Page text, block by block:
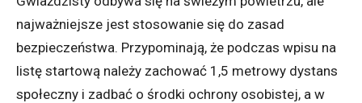
najważniejsze jest stosowanie się do zasad
bezpieczeństwa. Przypominają, że podczas wpisu na
listę startową należy zachować 1,5 metrowy dystans
społeczny i zadbać o środki ochrony osobistej, a w